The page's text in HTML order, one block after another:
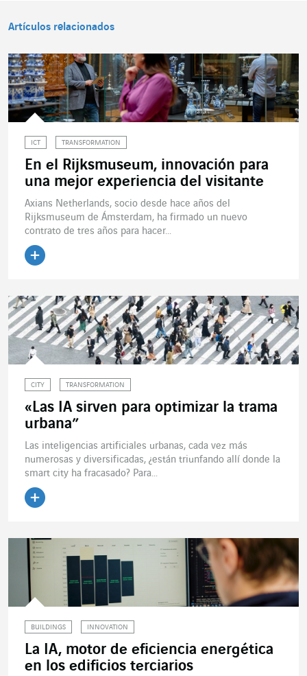
Artículos relacionados
ICT TRANSFORMATION
En el Rijksmuseum, innovación para
una mejor experiencia del visitante
Axians Netherlands, socio desde hace años del
Rijksmuseum de Ámsterdam, ha firmado un nuevo
contrato de tres años para hacer...
CITY TRANSFORMATION
«Las IA sirven para optimizar la trama
urbana”
Las inteligencias artificiales urbanas, cada vez más
numerosas y diversificadas, ¿están triunfando allí donde la
smart city ha fracasado? Para...
BUILDINGS INNOVATION
La IA, motor de eficiencia energética
en los edificios terciarios